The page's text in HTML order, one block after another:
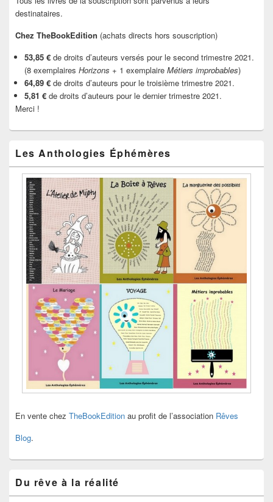
destinataires.
Chez TheBookEdition (achats directs hors souscription)
53,85 € de droits d’auteurs versés pour le second trimestre 2021.
(8 exemplaires Horizons + 1 exemplaire Métiers improbables)
64,89 € de droits d’auteurs pour le troisième trimestre 2021.
5,81 € de droits d’auteurs pour le dernier trimestre 2021.
Merci !
Les Anthologies Éphémères
En vente chez TheBookEdition au profit de l’association Rêves
Blog.
Du rêve à la réalité